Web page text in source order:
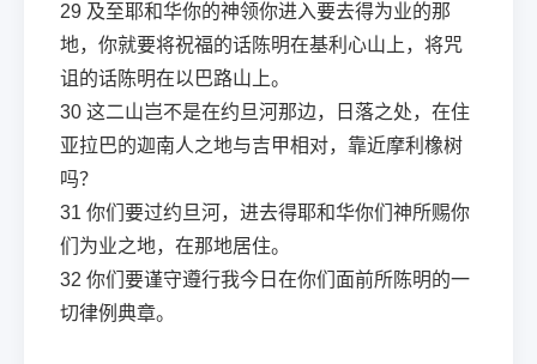
29 及至耶和华你的神领你进入要去得为业的那
地，你就要将祝福的话陈明在基利心山上，将咒
诅的话陈明在以巴路山上。
30 这二山岂不是在约旦河那边，日落之处，在住
亚拉巴的迦南人之地与吉甲相对，靠近摩利橡树
吗？
31 你们要过约旦河，进去得耶和华你们神所赐你
们为业之地，在那地居住。
32 你们要谨守遵行我今日在你们面前所陈明的一
切律例典章。